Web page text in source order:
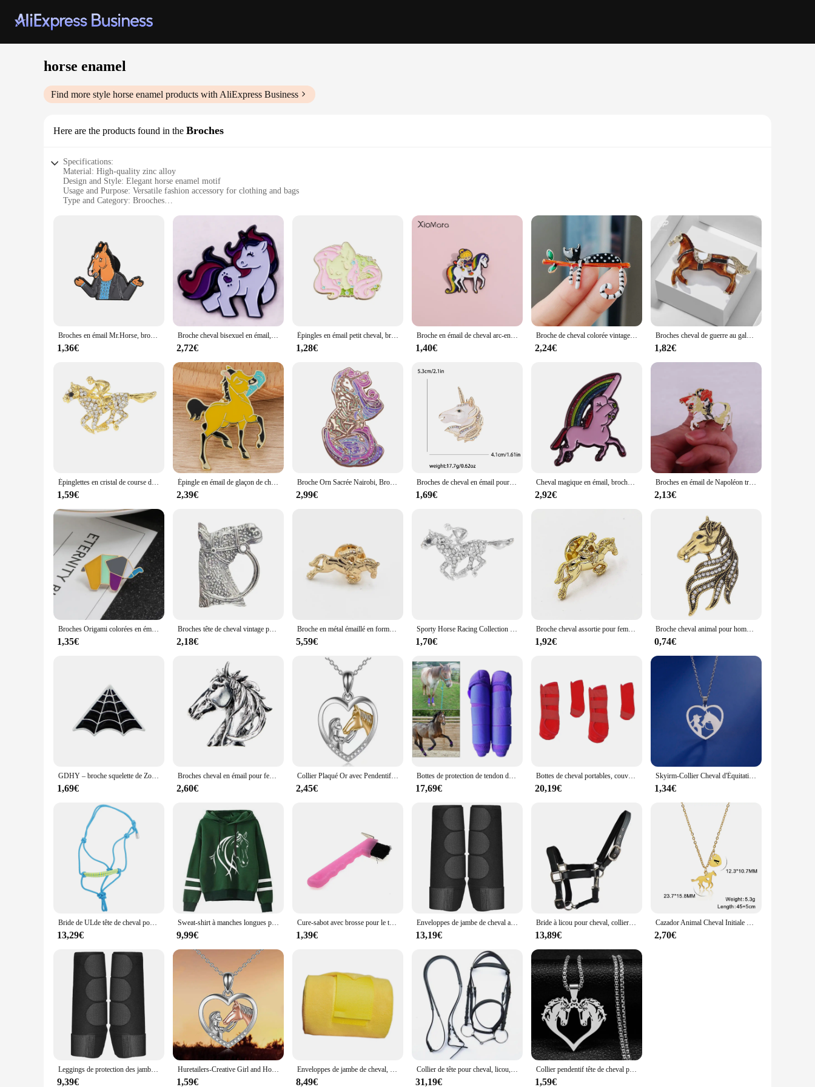
horse enamel
Find more style horse enamel products with AliExpress Business
Here are the products found in the Broches
Specifications:
Material: High-quality zinc alloy
Design and Style: Elegant horse enamel motif
Usage and Purpose: Versatile fashion accessory for clothing and bags
Type and Category: Brooches
Shape or Size or Weight or Quantity: Available in sets of multiple brooches
|Wholesale|
**Elegant Craftsmanship and Durability**
The horse enamel brooches are not just an accessory; they are a statement of style and elegance. Each brooch is meticulously crafted from a high-quality zinc alloy, ensuring both durability and a
luxurious feel. The enamel coating adds a touch of color and intricate detail, making these brooches stand out in any setting. Whether you're adorning a jacket, a bag, or a hat, these brooches are
designed to be versatile and stylish, adding a personal flair to your outfit.
These brooches are not just for horse enthusiasts; they are for anyone looking to add a touch of whimsy and charm to their wardrobe. The horse enamel design is timeless and appealing, making it
suitable for a wide range of occasions. From casual outings to formal events, these brooches are the perfect finishing touch to any ensemble. They are not just fashionable but also practical, as they can
be easily attached to various materials, making them a must-have for anyone who loves to accessorize.
Looking for a thoughtful gift for a friend, family member, or a special someone? These horse enamel brooches are an excellent choice. Available in sets, they offer a variety of designs to choose from,
ensuring there's something for everyone. Whether it's a birthday, anniversary, or just because, these brooches are a perfect way to show someone you care. They are not just gifts; they are tokens of
affection that can be cherished for years to come.
Broches en émail Mr.Horse, broches d'animaux de personnalité, vente en gros, drôle
1,36€
Broche cheval bisexuel en émail, insigne de bijoux, mignon, réservation, cadeau d'anniversaire
2,72€
Épingles en émail petit cheval, broches de cheveux colorées personnalisées, insignes de revers, bijoux d'animaux de dessin animé drôles, cadeau pour enfants, amis
1,28€
Broche en émail de cheval arc-en-ciel de film, épingle nostalgique de bande dessinée, insigne de sac à dos de revers, cadeaux de bijoux, accessoires en gros, années 80
1,40€
Broche de cheval colorée vintage, broche de Nairobi Orn, pinces à revers, corsage animal en émail, accessoires de bijoux pour pull, écharpe et manteau, mode
2,24€
Broches cheval de guerre au galop en émail de style cour vintage, épingles pour femmes, accessoires vestisenspour hommes, corsage à revers trempé, mode
1,82€
Épinglettes en cristal de course de chevaux, Broches en biscuits, Bijoux bon marché, Vente en gros, Déclaration
1,59€
Épingle en émail de glaçon de cheval mignon avec des paillettes, badge inspiré du film cancers d'aventure, cadeaux de bijoux de mode
2,39€
Broche Orn Sacrée Nairobi, Broche Animal, Pégase, Cheval, CreMobEnamel
2,99€
Broches de cheval en émail pour femmes, épingles d'animaux unisexes, multicolore disponible, accessoires de fête décontractés, cadeaux
1,69€
Cheval magique en émail, broche licorne mignonne, badge de fierté, unique et élégant, ajoutez un peu de puissance magique à votre veste, chapeau ou sac
2,92€
Broches en émail de Napoléon traversant les Alpes, insigne en métal, peinture de cheval, bijoux
2,13€
Broches Origami colorées en émail, grue, lapin, pingouin, éléphant, chat, d'oie, baleine, cheval, Animal, broches, Badges, bijoux
1,35€
Broches tête de cheval vintage pour hommes, chemise trempée, insigne, épinglettes d'animaux en métal, corsage, accessoires vestisens, haute qualité, mode
2,18€
Broche en métal émaillé en forme d'animal d'équitation mignon, insigne de cheval, accessoires de vêtements et de bijoux, cadeau
5,59€
Sporty Horse Racing Collection Crystal Brooches Pretty Shiny Horsemanship Enamel Rhinestone Lapel Pins Offers With Free Shipping
1,70€
Broche cheval assortie pour femme, épingle à vêtements, bijoux, pull, cardigan, clip, manteau, robe, accessoires vestisens, cadeau
1,92€
Broche cheval animal pour hommes et femmes, corsage de chemise imbibé, épinglette, insigne de vêtements, broches rétro, cristal de haute qualité, accessoires
0,74€
GDHY – broche squelette de Zombie, patins à jambes Live in sunshine! Cheval arc-en-ciel en émail, patins à roulettes verts, Badge web rose
1,69€
Broches cheval en émail pour femme, épingle tête de cheval unisexe, 2 couleurs, décontracté, fête, banquet, accessoires cadeaux pour amis, 1PC
2,60€
Collier Plaqué Or avec Pendentif Coeur pour Femme, Bijoux Animaux, Cadeau des Travailleurs, Mode, Fille, Cheval, Fiançailles, raq
2,45€
Bottes de protection de tendon de cheval, botte de broCumbria de soutien, jambe avant et arrière, equestrain
17,69€
Bottes de cheval portables, couvre-jambes réglables et réutilisables, protection des jambes, 4 pièces
20,19€
Skyirm-Collier Cheval d'Équitation de Princesse pour Homme et Femme, Pendentif Coeur, Bijoux Fantaisie, Or, Document, Acier Inoxydable, JOGift
1,34€
Bride de ULde tête de cheval pour l'entraînement SFP, collier de licou, sangle de levage, équitation en plein air, spectacle de licou réglable
13,29€
Sweat-shirt à manches longues pour femmes, survêtement graphique Cool Horse, vêtements décontractés, sweats à capuche Horse, pull High Street Fashion
9,99€
Cure-sabot avec brosse pour le toilettage des chevaux, picots avec brosse, outil de soin des chevaux, livres, 7.1 amaran
1,39€
Enveloppes de jambe de cheval absorbant les chocs, protège-jambes de cheval, protection des tendons, leggings, équipement équestre de course, ensemble de 2 pièces
13,19€
Bride à licou pour cheval, collier de tête rembourré en PVC souple, accessoires d'équitation ergonomiques et confortables, 2024
13,89€
Cazador Animal Cheval Initiale Collier pour Femmes Bol Adolescentes En Acier Inoxydable A-Z Lettre Coeur Tour De Cou raq Colliers Bijoux Anniversaire
2,70€
Leggings de protection des jambes avant et arrière, 2 pièces/ensemble, bottes de sport cheval réglables, équipement équestre de course
9,39€
Huretailers-Creative Girl and Horse Chia Ship Collier pour Femme, Animal Humain, Pendentif Amour, Colliers de la raq, Cadeau des Travailleurs, ChimJewelry
1,59€
Enveloppes de jambe de cheval, protection de jambe épaissie, protège-jambes pour équins, 4 pièces
8,49€
Collier de tête pour cheval, licou, bride d'équitation, PVC de haute qualité, équipement équestre de course
31,19€
Collier pendentif tête de cheval pour femmes et hommes, acier inoxydable, animal, accessoires de cheval, bijoux JOPresidence, N2026
1,59€